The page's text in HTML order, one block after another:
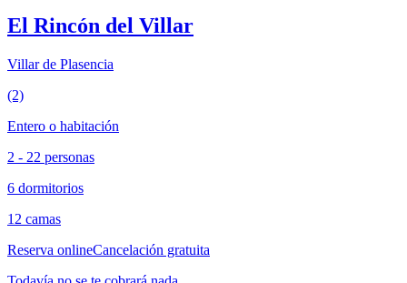
El Rincón del Villar
Villar de Plasencia
(2)
Entero o habitación
2 - 22 personas
6 dormitorios
12 camas
Reserva onlineCancelación gratuita